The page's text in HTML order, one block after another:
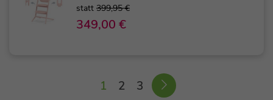
statt 399,95 €
349,00 €
1 2 3